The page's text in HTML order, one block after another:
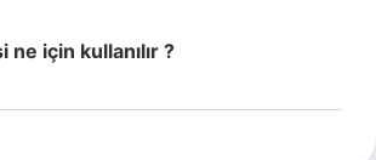
için kullanılır ?